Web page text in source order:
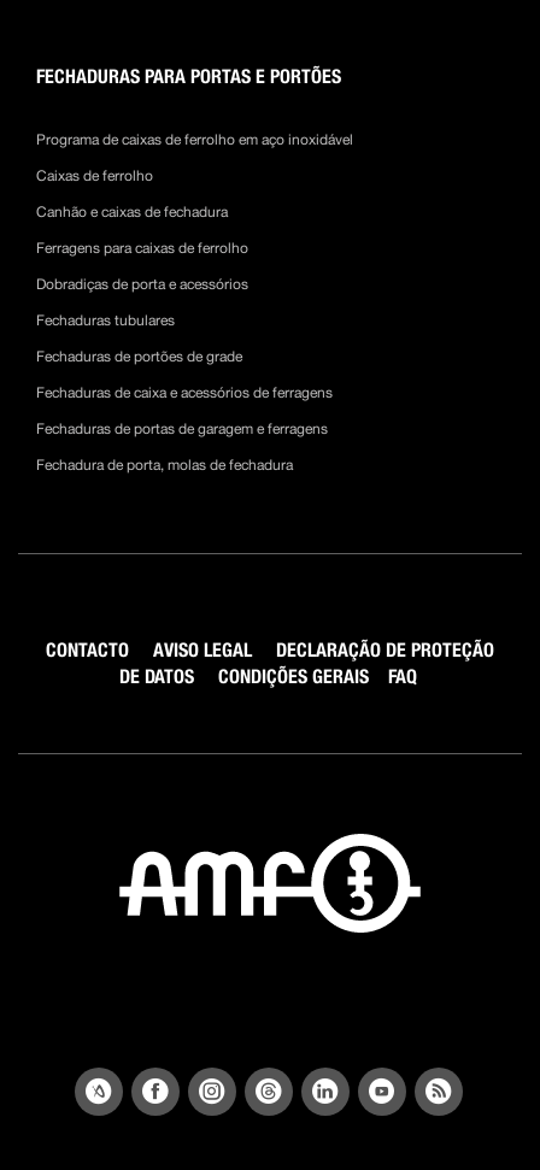
FECHADURAS PARA PORTAS E PORTÕES
Programa de caixas de ferrolho em aço inoxidável
Caixas de ferrolho
Canhão e caixas de fechadura
Ferragens para caixas de ferrolho
Dobradiças de porta e acessórios
Fechaduras tubulares
Fechaduras de portões de grade
Fechaduras de caixa e acessórios de ferragens
Fechaduras de portas de garagem e ferragens
Fechadura de porta, molas de fechadura
CONTACTO AVISO LEGAL
DECLARAÇÃO DE PROTEÇÃO
DE DATOS
CONDIÇÕES GERAIS FAQ